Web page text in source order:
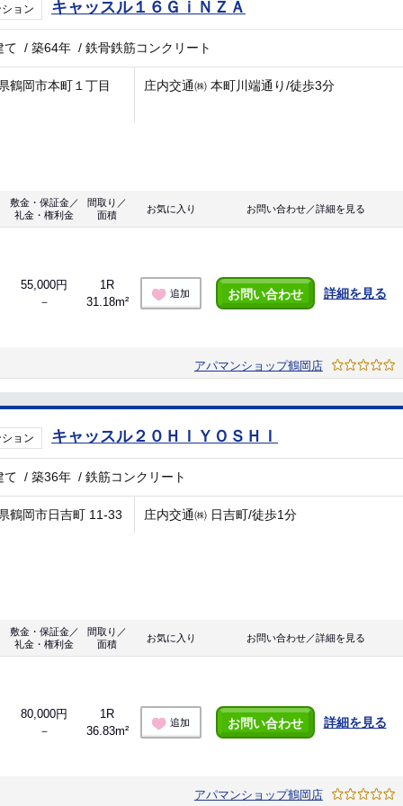
ョン キャッスル１６ＧｉＮＺＡ
て /築64年 /鉄骨鉄筋コンクリート
鶴岡市本町１丁目 庄内交通㈱ 本町川端通り/徒歩3分
敷金・保証金／
礼金・権利金
間取り／
面積
お気に入り お問い合わせ／詳細を見る
55,000円
－
1R
31.18m²
追加 お問い合わせ 詳細を見る
アパマンショップ鶴岡店
ョン キャッスル２０ＨＩＹＯＳＨＩ
て /築36年 /鉄筋コンクリート
鶴岡市日吉町 11-33 庄内交通㈱ 日吉町/徒歩1分
敷金・保証金／
礼金・権利金
間取り／
面積
お気に入り お問い合わせ／詳細を見る
80,000円
－
1R
36.83m²
追加 お問い合わせ 詳細を見る
アパマンショップ鶴岡店